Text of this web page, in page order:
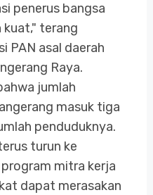
penerus bangsa
kuat," terang
PAN asal daerah
Raya.
jumlah
masuk tiga
penduduknya.
turun ke
mitra kerja
dapat merasakan